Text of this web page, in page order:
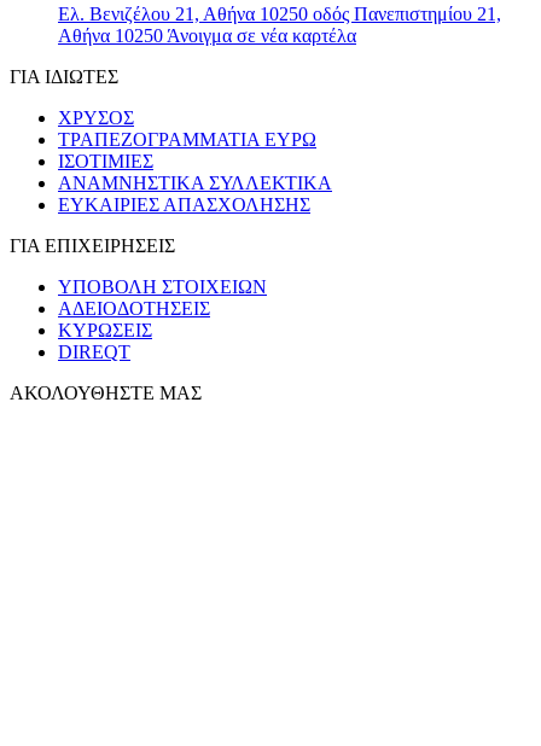
Ελ. Βενιζέλου 21, Αθήνα 10250 οδός Πανεπιστημίου 21,
Αθήνα 10250 Άνοιγμα σε νέα καρτέλα
ΓΙΑ ΙΔΙΩΤΕΣ
ΧΡΥΣΟΣ
ΤΡΑΠΕΖΟΓΡΑΜΜΑΤΙΑ ΕΥΡΩ
ΙΣΟΤΙΜΙΕΣ
ΑΝΑΜΝΗΣΤΙΚΑ ΣΥΛΛΕΚΤΙΚΑ
ΕΥΚΑΙΡΙΕΣ ΑΠΑΣΧΟΛΗΣΗΣ
ΓΙΑ ΕΠΙΧΕΙΡΗΣΕΙΣ
ΥΠΟΒΟΛΗ ΣΤΟΙΧΕΙΩΝ
ΑΔΕΙΟΔΟΤΗΣΕΙΣ
ΚΥΡΩΣΕΙΣ
DIREQT
ΑΚΟΛΟΥΘΗΣΤΕ ΜΑΣ